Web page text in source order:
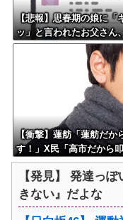
【悲報】思春期の娘に「
ッ」と言われたお父さん
るｗｗｗｗｗｗｗ
【衝撃】蓮舫「蓮舫だか
す！」X民「高市だから
れ…w w
【発見】 発達っ
きない』だよな